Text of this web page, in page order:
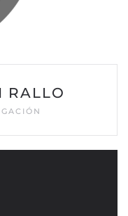
RALLO